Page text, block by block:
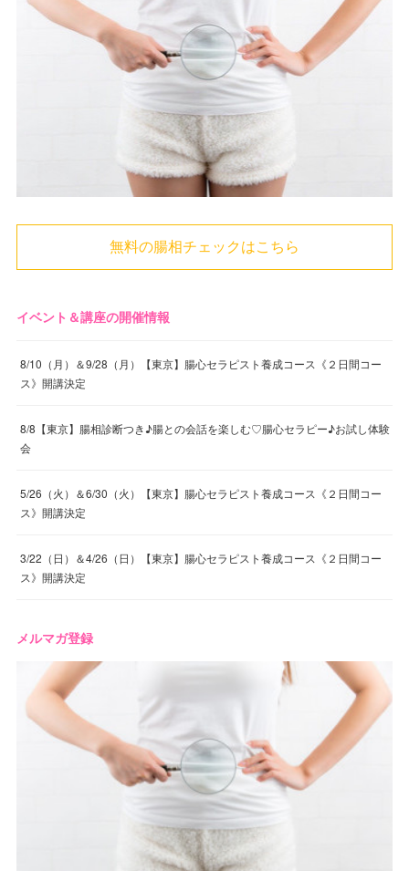
無料の腸相チェックはこちら
イベント＆講座の開催情報
8/10（月）＆9/28（月）【東京】腸心セラピスト養成コース《２日間コー
ス》開講決定
8/8【東京】腸相診断つき♪腸との会話を楽しむ♡腸心セラピー♪お試し体験
会
5/26（火）＆6/30（火）【東京】腸心セラピスト養成コース《２日間コー
ス》開講決定
3/22（日）＆4/26（日）【東京】腸心セラピスト養成コース《２日間コー
ス》開講決定
メルマガ登録